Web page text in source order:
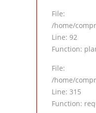
File:
/home/
Line: 92
Function:
File:
/home/
Line: 315
Function: